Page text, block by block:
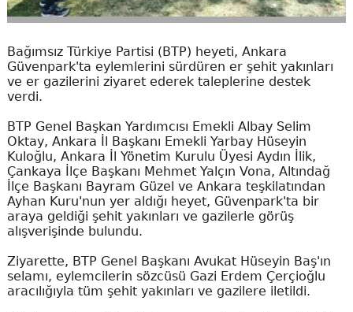
Bağımsız Türkiye Partisi (BTP) heyeti, Ankara
Güvenpark'ta eylemlerini sürdüren er şehit yakınları
ve er gazilerini ziyaret ederek taleplerine destek
verdi.
BTP Genel Başkan Yardımcısı Emekli Albay Selim
Oktay, Ankara İl Başkanı Emekli Yarbay Hüseyin
Kuloğlu, Ankara İl Yönetim Kurulu Üyesi Aydın İlik,
Çankaya İlçe Başkanı Mehmet Yalçın Vona, Altındağ
İlçe Başkanı Bayram Güzel ve Ankara teşkilatından
Ayhan Kuru'nun yer aldığı heyet, Güvenpark'ta bir
araya geldiği şehit yakınları ve gazilerle görüş
alışverişinde bulundu.
Ziyarette, BTP Genel Başkanı Avukat Hüseyin Baş'ın
selamı, eylemcilerin sözcüsü Gazi Erdem Çerçioğlu
aracılığıyla tüm şehit yakınları ve gazilere iletildi.